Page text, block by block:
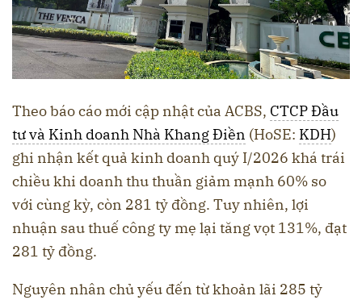
Theo báo cáo mới cập nhật của ACBS, CTCP Đầu
tư và Kinh doanh Nhà Khang Điền (HoSE: KDH)
ghi nhận kết quả kinh doanh quý I/2026 khá trái
chiều khi doanh thu thuần giảm mạnh 60% so
với cùng kỳ, còn 281 tỷ đồng. Tuy nhiên, lợi
nhuận sau thuế công ty mẹ lại tăng vọt 131%, đạt
281 tỷ đồng.
Nguyên nhân chủ yếu đến từ khoản lãi 285 tỷ